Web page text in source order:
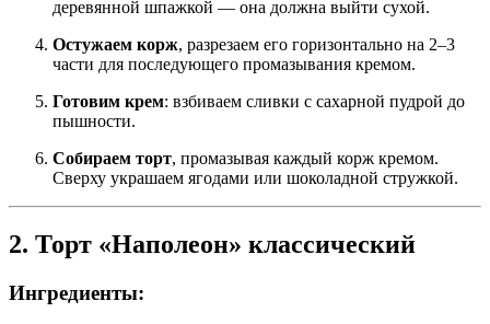
деревянной шпажкой — она должна выйти сухой.
Остужаем корж, разрезаем его горизонтально на 2–3
части для последующего промазывания кремом.
Готовим крем: взбиваем сливки с сахарной пудрой до
пышности.
Собираем торт, промазывая каждый корж кремом.
Сверху украшаем ягодами или шоколадной стружкой.
2. Торт «Наполеон» классический
Ингредиенты: